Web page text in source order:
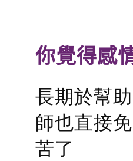
你覺得感
長期於幫
師也直接
苦了